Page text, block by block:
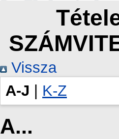
Vissza
A-J
K-Z
A...